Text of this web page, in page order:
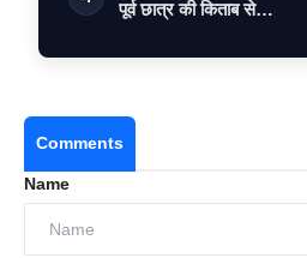
पूर्व छात्र की किताब से…
Comments
Name